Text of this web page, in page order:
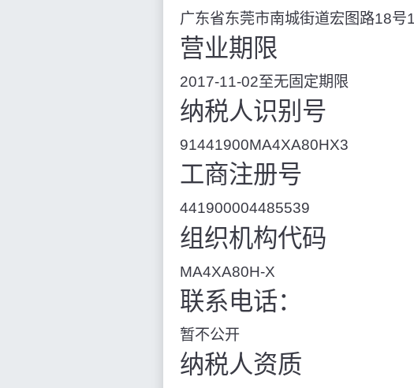
广东省东莞市南城街道宏图路18号
营业期限
2017-11-02至无固定期限
纳税人识别号
91441900MA4XA80HX3
工商注册号
441900004485539
组织机构代码
MA4XA80H-X
联系电话：
暂不公开
纳税人资质